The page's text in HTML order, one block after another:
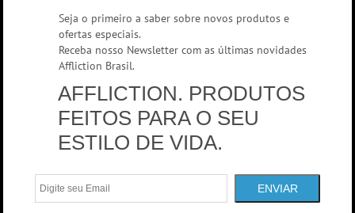
Camisetas Camisetas Manga curta
Seja o primeiro a saber sobre novos produtos e
ofertas especiais.
Receba nosso Newsletter com as últimas novidades
Affliction Brasil.
AFFLICTION. PRODUTOS
FEITOS PARA O SEU
ESTILO DE VIDA.
ENVIAR